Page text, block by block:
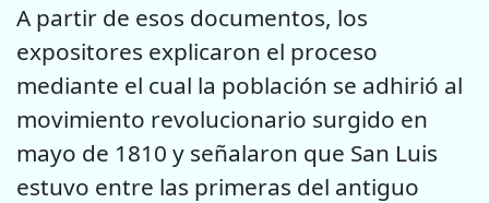
A partir de esos documentos, los
expositores explicaron el proceso
mediante el cual la población se adhirió al
movimiento revolucionario surgido en
mayo de 1810 y señalaron que San Luis
estuvo entre las primeras del antiguo